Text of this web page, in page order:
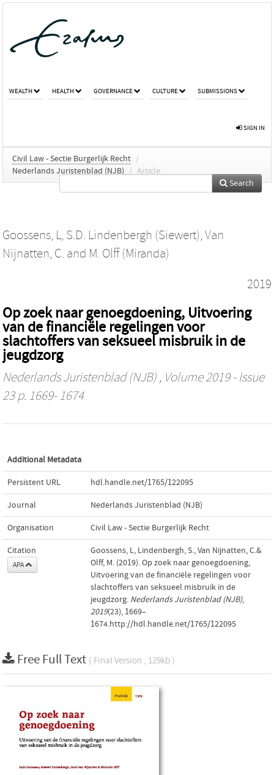
WEALTH HEALTH GOVERNANCE CULTURE SUBMISSIONS
SIGN IN
Civil Law - Sectie Burgerlijk Recht /
Nederlands Juristenblad (NJB)
/ Article
Search
Goossens, L, S.D. Lindenbergh (Siewert), Van
Nijnatten, C. and M. Olff (Miranda)
2019
Op zoek naar genoegdoening, Uitvoering
van de financiële regelingen voor
slachtoffers van seksueel misbruik in de
jeugdzorg
Nederlands Juristenblad (NJB) , Volume 2019 - Issue
23 p. 1669- 1674
Additional Metadata
Persistent URL hdl.handle.net/1765/122095
Journal Nederlands Juristenblad (NJB)
Organisation Civil Law - Sectie Burgerlijk Recht
Citation
APA
Goossens, L, Lindenbergh, S., Van Nijnatten, C.&
Olff, M. (2019). Op zoek naar genoegdoening,
Uitvoering van de financiële regelingen voor
slachtoffers van seksueel misbruik in de
jeugdzorg. Nederlands Juristenblad (NJB),
2019(23), 1669–
1674.http://hdl.handle.net/1765/122095
Free Full Text ( Final Version , 129kb )